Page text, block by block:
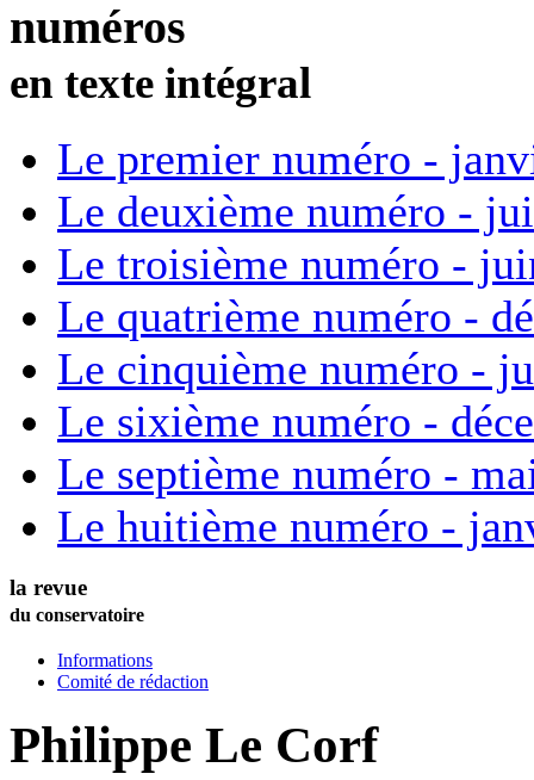
numéros
en texte intégral
Le premier numéro -
Le deuxième numéro -
Le troisième numéro -
Le quatrième numéro -
Le cinquième numéro -
Le sixième numéro -
Le septième numéro -
Le huitième numéro -
la revue
du conservatoire
Informations
Comité de rédaction
Philippe Le Corf